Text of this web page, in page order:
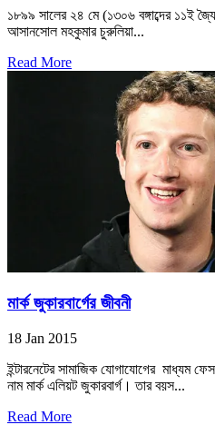
১৮৯৯ সালের ২৪ মে (১৩০৬ বঙ্গাব্দের ১১ই
আসানসোল মহকুমার চুরুলিয়া...
Read More
মার্ক জুকারবার্গের জীবনী
18 Jan 2015
ইন্টারনেটের সামাজিক যোগাযোগের মাধ্যম
নাম মার্ক এলিয়ট জুকারবার্গ। তার বয়স...
Read More